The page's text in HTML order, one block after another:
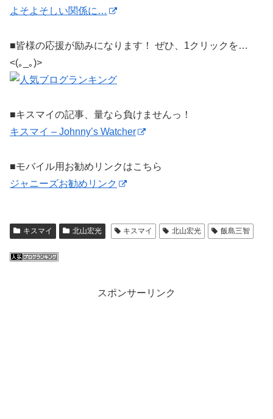
よそよそしい関係に…
■皆様の応援が励みになります！ ぜひ、1クリックを…
<(｡_｡)>
■キスマイの記事、量なら負けませんっ！
キスマイ – Johnny’s Watcher
■モバイル用お勧めリンクはこちら
ジャニーズお勧めリンク
キスマイ 北山宏光 キスマイ 北山宏光 飯島三智
スポンサーリンク